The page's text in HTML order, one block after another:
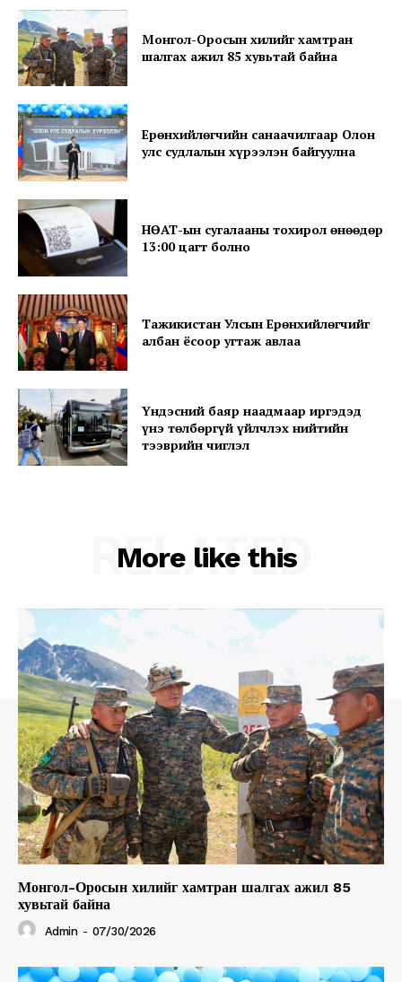
SUBSCRIBE NOW
Company
About
Contact us
Subscription Plans
Монгол-Оросын хилийг хамтран
шалгах ажил 85 хувьтай байна
Ерөнхийлөгчийн санаачилгаар Олон
улс судлалын хүрээлэн байгуулна
НӨАТ-ын сугалааны тохирол өнөөдөр
13:00 цагт болно
Тажикистан Улсын Ерөнхийлөгчийг
албан ёсоор угтаж авлаа
Үндэсний баяр наадмаар иргэдэд
үнэ төлбөргүй үйлчлэх нийтийн
тээврийн чиглэл
More like this
RELATED
Монгол-Оросын хилийг хамтран шалгах ажил 85
хувьтай байна
Admin - 07/30/2026